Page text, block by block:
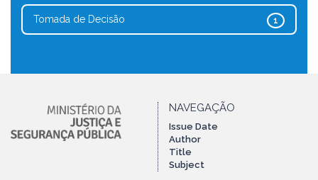
1
Tomada de Decisão
NAVEGAÇÃO
Issue Date
Author
Title
Subject